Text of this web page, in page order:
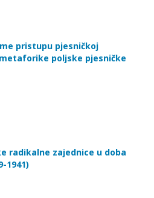
pristupu pjesničkoj
poljske pjesničke
radikalne zajednice u doba
1941)